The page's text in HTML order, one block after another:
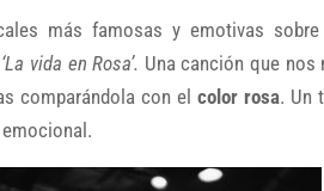
más famosas y emotivas
‘La vida en Rosa’. Una canción que
comparándola con elcolor rosa. Un